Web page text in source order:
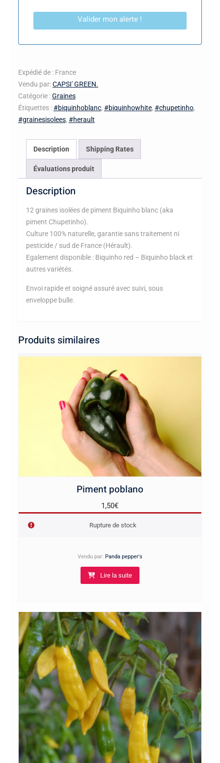
Valider mon alerte !
Expédié de : France
Vendu par:CAPSI' GREEN.
Catégorie :Graines
Étiquettes :#biquinhoblanc, #biquinhowhite, #chupetinho,
#grainesisolees, #herault
Description Shipping Rates
Évaluations produit
Description
12 graines isolées de piment Biquinho blanc (aka
piment Chupetinho).
Culture 100% naturelle, garantie sans traitement ni
pesticide / sud de France (Hérault).
Egalement disponible : Biquinho red – Biquinho black et
autres variétés.
Envoi rapide et soigné assuré avec suivi, sous
enveloppe bulle.
Produits similaires
Piment poblano
1,50€
Rupture de stock
Vendu par: Panda pepper's
Lire la suite